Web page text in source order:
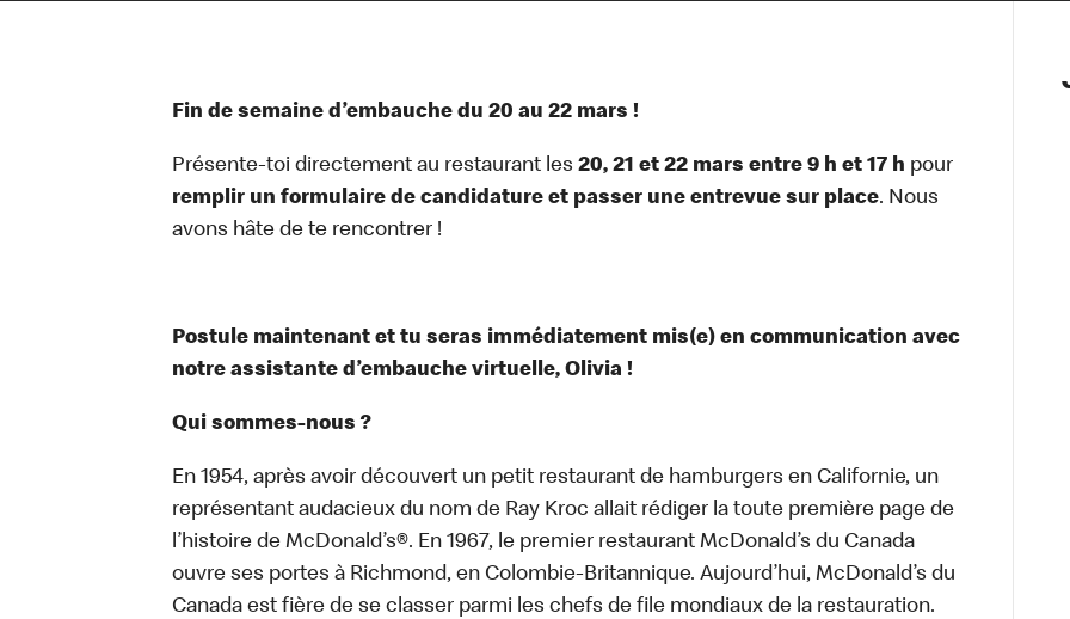
Fin de semaine d’embauche du 20 au 22 mars !
Présente-toi directement au restaurant les 20, 21 et 22 mars entre 9 h et 17 h pour
remplir un formulaire de candidature et passer une entrevue sur place. Nous
avons hâte de te rencontrer !
Postule maintenant et tu seras immédiatement mis(e) en communication avec
notre assistante d’embauche virtuelle, Olivia !
Qui sommes-nous ?
En 1954, après avoir découvert un petit restaurant de hamburgers en Californie, un
représentant audacieux du nom de Ray Kroc allait rédiger la toute première page de
l’histoire de McDonald’s®. En 1967, le premier restaurant McDonald’s du Canada
ouvre ses portes à Richmond, en Colombie-Britannique. Aujourd’hui, McDonald’s du
Canada est fière de se classer parmi les chefs de file mondiaux de la restauration.